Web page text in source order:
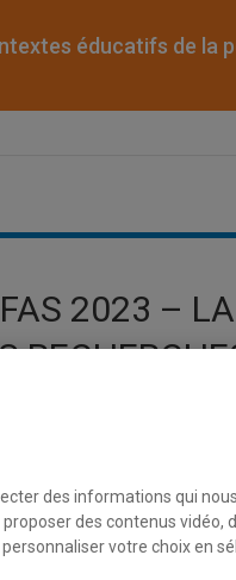
éducatifs de la
2023 –
des informations qui
des contenus vidéo,
votre choix en